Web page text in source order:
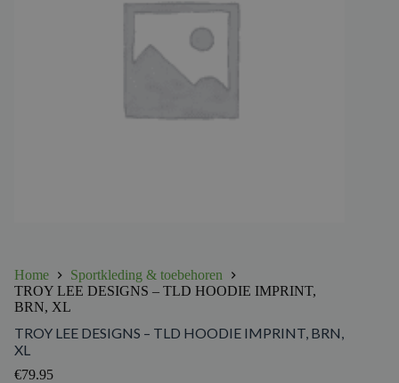
Home
Sportkleding & toebehoren
TROY LEE DESIGNS – TLD HOODIE IMPRINT,
BRN, XL
TROY LEE DESIGNS – TLD HOODIE IMPRINT, BRN,
XL
€79.95